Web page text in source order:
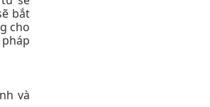
bắt
cho
và